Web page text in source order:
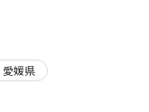
愛媛県